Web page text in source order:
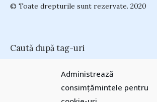
Administrează
consimțămintele pentru
© Toate drepturile sunt rezervate. 2020
Caută după tag-uri
#PoateVăInteresează(94)#PrinThailandaMea
(28)antena 3(24)Antreprenoriat